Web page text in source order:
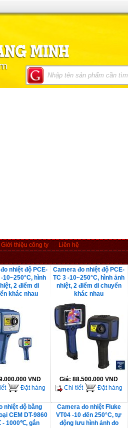
Giới thiệu công ty Liên hệ
nhiệt độ PCE-
10~250°C, hình
2 điểm di
khác nhau
VND
Đặt hàng
Camera đo nhiệt độ PCE-
TC 3 -10~250°C, hình ảnh
nhiệt, 2 điểm di chuyển
khác nhau
Giá:88.500.000 VND
Chi tiết
Đặt hàng
nhiệt độ bằng
CEM DT-9860
- 1000℃, gắn
Camera đo nhiệt Fluke
VT04 -10 đến 250°C, tự
động lưu hình ảnh đo